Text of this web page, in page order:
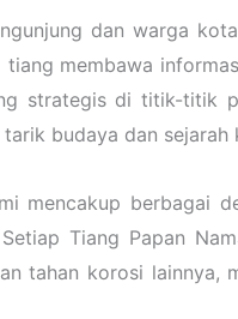
dan warga
membawa
strategis di titik-titik
budaya dan sejarah
mencakup berbagai
Tiang Papan
korosi lainnya,